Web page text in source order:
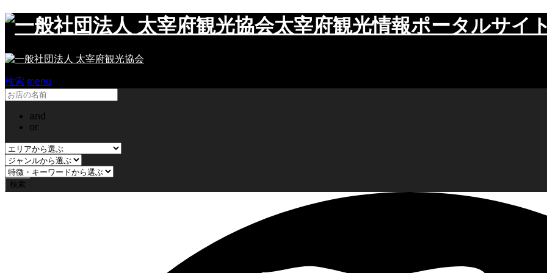
太宰府観光情報ポータルサイ
検索 menu
and
or